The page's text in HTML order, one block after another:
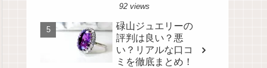
92 views
碌山ジュエリーの
評判は良い？悪
い？リアルな口コ
ミを徹底まとめ！